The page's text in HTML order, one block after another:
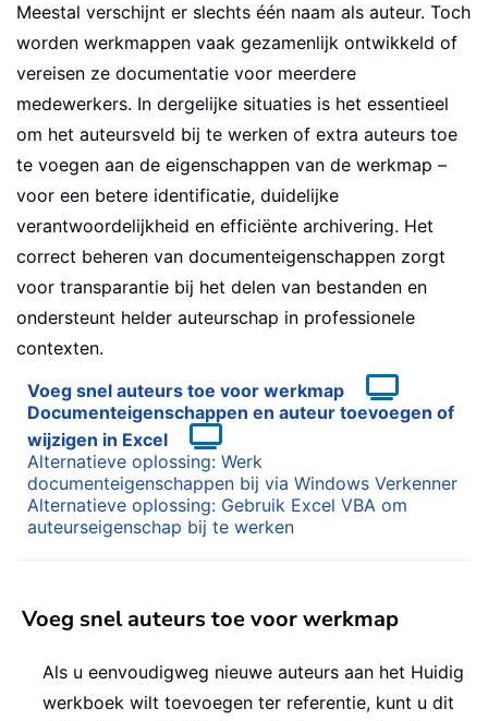
Meestal verschijnt er slechts één naam als auteur. Toch
worden werkmappen vaak gezamenlijk ontwikkeld of
vereisen ze documentatie voor meerdere
medewerkers. In dergelijke situaties is het essentieel
om het auteursveld bij te werken of extra auteurs toe
te voegen aan de eigenschappen van de werkmap –
voor een betere identificatie, duidelijke
verantwoordelijkheid en efficiënte archivering. Het
correct beheren van documenteigenschappen zorgt
voor transparantie bij het delen van bestanden en
ondersteunt helder auteurschap in professionele
contexten.
Voeg snel auteurs toe voor werkmap
Documenteigenschappen en auteur toevoegen of
wijzigen in Excel
Alternatieve oplossing: Werk
documenteigenschappen bij via Windows Verkenner
Alternatieve oplossing: Gebruik Excel VBA om
auteurseigenschap bij te werken
Voeg snel auteurs toe voor werkmap
Als u eenvoudigweg nieuwe auteurs aan het Huidig
werkboek wilt toevoegen ter referentie, kunt u dit